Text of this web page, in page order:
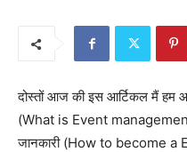
दोस्तों आज की इस आर्टिकल मैं हम
(What is Event
जानकारी (How to become